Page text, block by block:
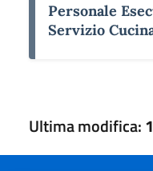
Personale
Servizio
Ultima modifica: